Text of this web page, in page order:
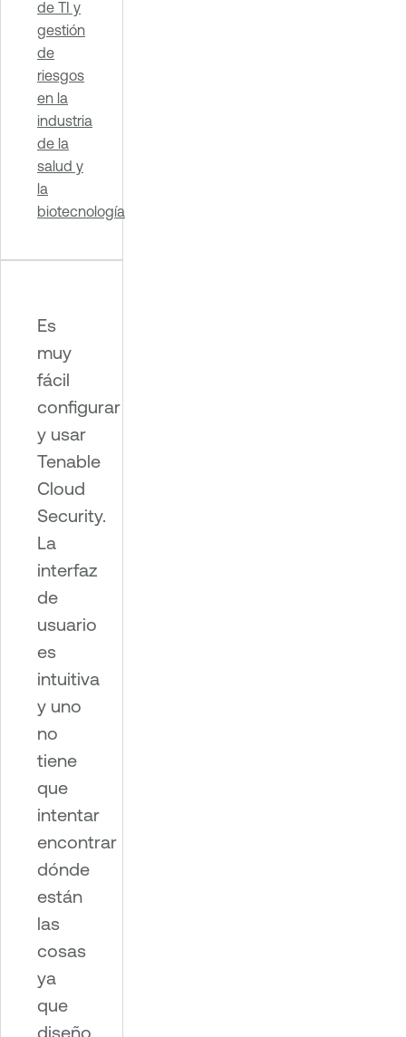
de TI y
gestión
de
riesgos
en la
industria
de la
salud y
la
biotecnología
Es
muy
fácil
configurar
y usar
Tenable
Cloud
Security.
La
interfaz
de
usuario
es
intuitiva
y uno
no
tiene
que
intentar
encontrar
dónde
están
las
cosas
ya
que
diseño